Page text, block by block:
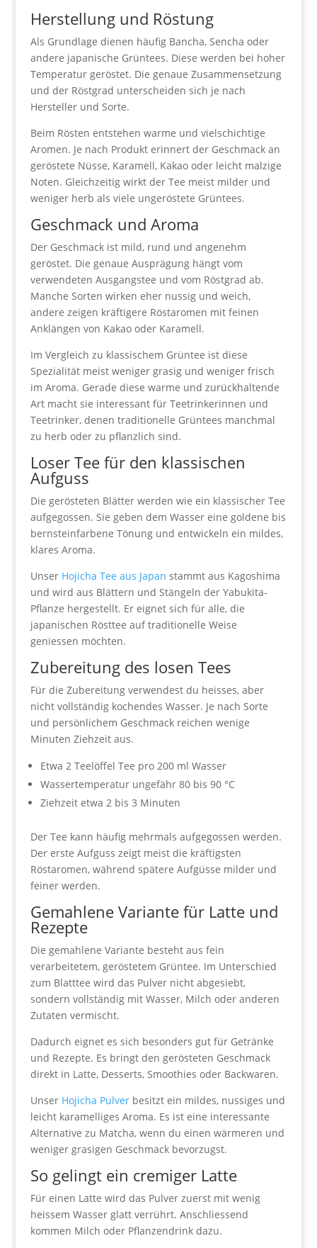
Herstellung und Röstung
Als Grundlage dienen häufig Bancha, Sencha oder
andere japanische Grüntees. Diese werden bei hoher
Temperatur geröstet. Die genaue Zusammensetzung
und der Röstgrad unterscheiden sich je nach
Hersteller und Sorte.
Beim Rösten entstehen warme und vielschichtige
Aromen. Je nach Produkt erinnert der Geschmack an
geröstete Nüsse, Karamell, Kakao oder leicht malzige
Noten. Gleichzeitig wirkt der Tee meist milder und
weniger herb als viele ungeröstete Grüntees.
Geschmack und Aroma
Der Geschmack ist mild, rund und angenehm
geröstet. Die genaue Ausprägung hängt vom
verwendeten Ausgangstee und vom Röstgrad ab.
Manche Sorten wirken eher nussig und weich,
andere zeigen kräftigere Röstaromen mit feinen
Anklängen von Kakao oder Karamell.
Im Vergleich zu klassischem Grüntee ist diese
Spezialität meist weniger grasig und weniger frisch
im Aroma. Gerade diese warme und zurückhaltende
Art macht sie interessant für Teetrinkerinnen und
Teetrinker, denen traditionelle Grüntees manchmal
zu herb oder zu pflanzlich sind.
Loser Tee für den klassischen
Aufguss
Die gerösteten Blätter werden wie ein klassischer Tee
aufgegossen. Sie geben dem Wasser eine goldene bis
bernsteinfarbene Tönung und entwickeln ein mildes,
klares Aroma.
Unser Hojicha Tee aus Japan stammt aus Kagoshima
und wird aus Blättern und Stängeln der Yabukita-
Pflanze hergestellt. Er eignet sich für alle, die
japanischen Rösttee auf traditionelle Weise
geniessen möchten.
Zubereitung des losen Tees
Für die Zubereitung verwendest du heisses, aber
nicht vollständig kochendes Wasser. Je nach Sorte
und persönlichem Geschmack reichen wenige
Minuten Ziehzeit aus.
Etwa 2 Teelöffel Tee pro 200 ml Wasser
Wassertemperatur ungefähr 80 bis 90 °C
Ziehzeit etwa 2 bis 3 Minuten
Der Tee kann häufig mehrmals aufgegossen werden.
Der erste Aufguss zeigt meist die kräftigsten
Röstaromen, während spätere Aufgüsse milder und
feiner werden.
Gemahlene Variante für Latte und
Rezepte
Die gemahlene Variante besteht aus fein
verarbeitetem, geröstetem Grüntee. Im Unterschied
zum Blatttee wird das Pulver nicht abgesiebt,
sondern vollständig mit Wasser, Milch oder anderen
Zutaten vermischt.
Dadurch eignet es sich besonders gut für Getränke
und Rezepte. Es bringt den gerösteten Geschmack
direkt in Latte, Desserts, Smoothies oder Backwaren.
Unser Hojicha Pulverbesitzt ein mildes, nussiges und
leicht karamelliges Aroma. Es ist eine interessante
Alternative zu Matcha, wenn du einen wärmeren und
weniger grasigen Geschmack bevorzugst.
So gelingt ein cremiger Latte
Für einen Latte wird das Pulver zuerst mit wenig
heissem Wasser glatt verrührt. Anschliessend
kommen Milch oder Pflanzendrink dazu.